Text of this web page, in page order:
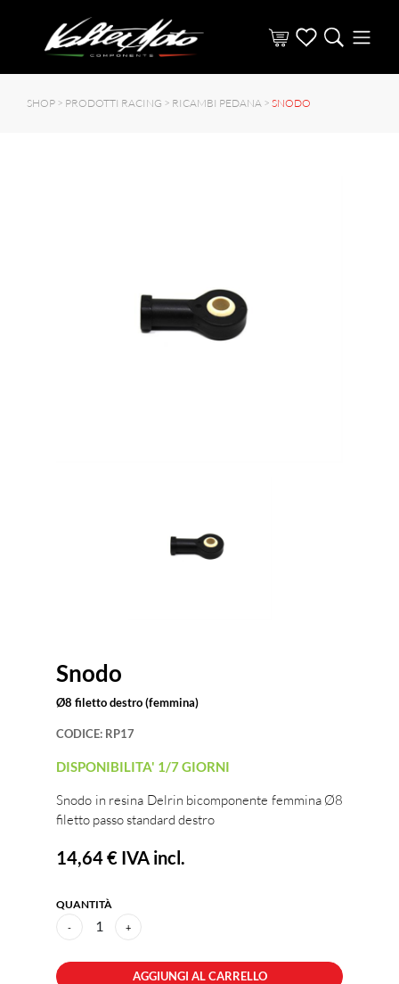
SHOP > PRODOTTI RACING > RICAMBI PEDANA > SNODO
Snodo
Ø8 filetto destro (femmina)
CODICE: RP17
DISPONIBILITA' 1/7 GIORNI
Snodo in resina Delrin bicomponente femmina Ø8
filetto passo standard destro
14,64 € IVA incl.
QUANTITÀ
- 1 +
AGGIUNGI AL CARRELLO